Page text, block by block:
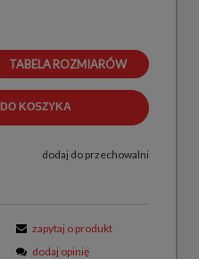
TABELA ROZMIARÓW
DO KOSZYKA
dodaj do przechowalni
zapytaj o produkt
dodaj opinię